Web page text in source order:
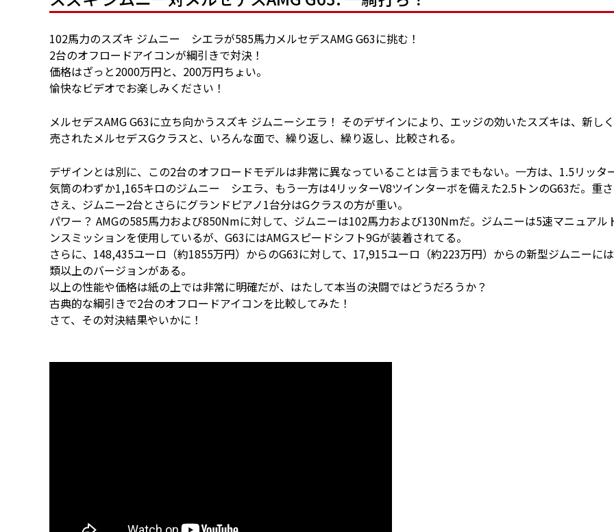
102馬力のスズキ ジムニー シエラが585馬力メルセデスAMG G63に挑む！
2台のオフロードアイコンが綱引きで対決！
価格はざっと2000万円と、200万円ちょい。
愉快なビデオでお楽しみください！
メルセデスAMG G63に立ち向かうスズキ ジムニーシエラ！ そのデザインにより、エッジの効いたスズキは、新し
売されたメルセデスGクラスと、いろんな面で、繰り返し、繰り返し、比較される。
デザインとは別に、この2台のオフロードモデルは非常に異なっていることは言うまでもない。一方は、1.5リッタ
気筒のわずか1,165キロのジムニー シエラ、もう一方は4リッターV8ツインターボを備えた2.5トンのG63だ。重
さえ、ジムニー2台とさらにグランドピアノ1台分はGクラスの方が重い。
パワー？ AMGの585馬力および850Nmに対して、ジムニーは102馬力および130Nmだ。ジムニーは5速マニュアル
ンスミッションを使用しているが、G63にはAMGスピードシフト9Gが装着されてる。
さらに、148,435ユーロ（約1855万円）からのG63に対して、17,915ユーロ（約223万円）からの新型ジムニーに
類以上のバージョンがある。
以上の性能や価格は紙の上では非常に明確だが、はたして本当の決闘ではどうだろうか？
古典的な綱引きで2台のオフロードアイコンを比較してみた！
さて、その対決結果やいかに！